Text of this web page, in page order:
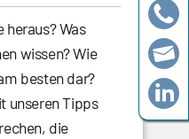
heraus? Was
wissen? Wie
besten dar?
unseren Tipps
die